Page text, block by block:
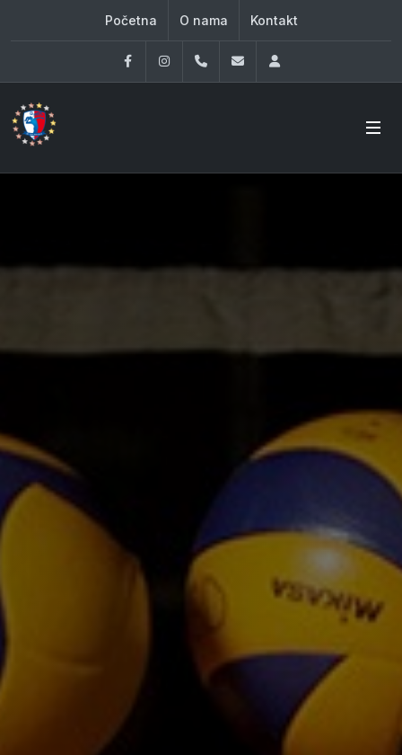
Početna O nama Kontakt
FacebookInstagram060 33 86 930